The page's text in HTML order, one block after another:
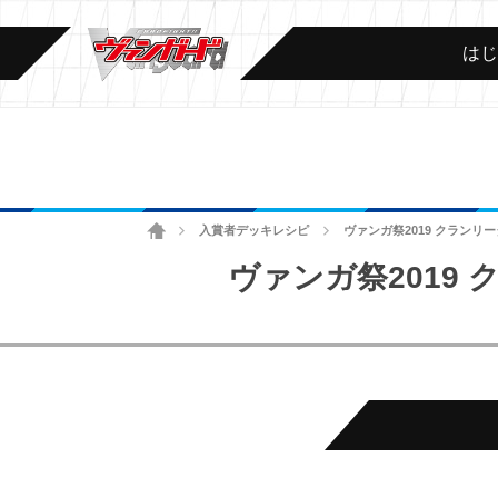
は
ホーム 入賞者デッキレシピ ヴァンガ祭2019 クランリ
ヴァンガ祭2019